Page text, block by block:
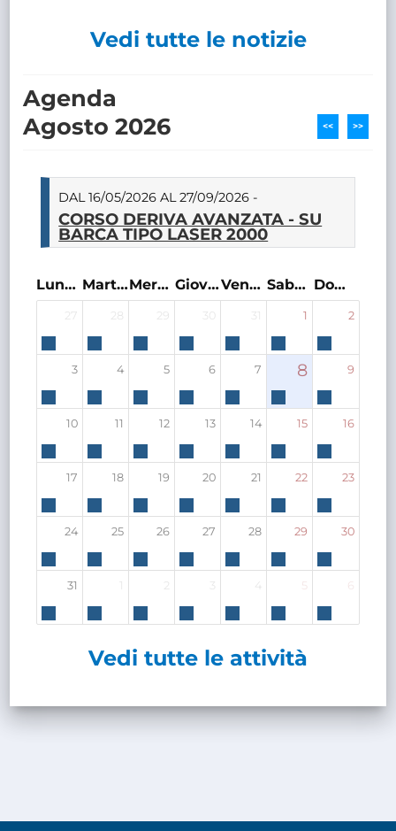
Vedi tutte le notizie
Agenda
Agosto 2026
>>
<<
DAL 16/05/2026 AL 27/09/2026 -
CORSO DERIVA AVANZATA - SU
BARCA TIPO LASER 2000
Lunedì Martedì Mercoledì Giovedì Venerdì Sabato Domenica
27 28 29 30 31 1 2
3 4 5 6 7 8 9
10 11 12 13 14 15 16
17 18 19 20 21 22 23
24 25 26 27 28 29 30
31 1 3 4 5 6
Vedi tutte le attività